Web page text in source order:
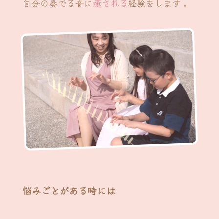
自分の奏でる音に癒される経験をします 。
悩みごとがある時には